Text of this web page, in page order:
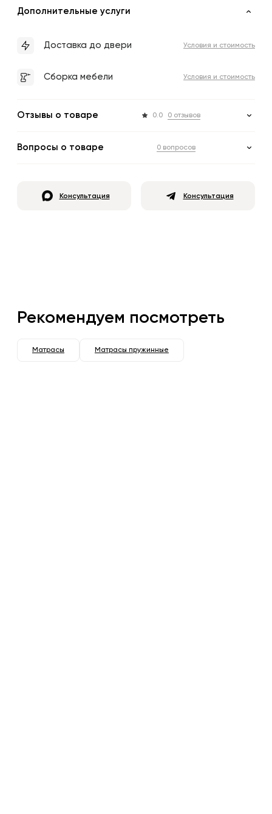
Дополнительные услуги
Доставка до двери Условия и стоимость
Сборка мебели Условия и стоимость
Отзывы о товаре 0.0 0 отзывов
Вопросы о товаре 0 вопросов
Консультация Консультация
Рекомендуем посмотреть
Матрасы Матрасы пружинные